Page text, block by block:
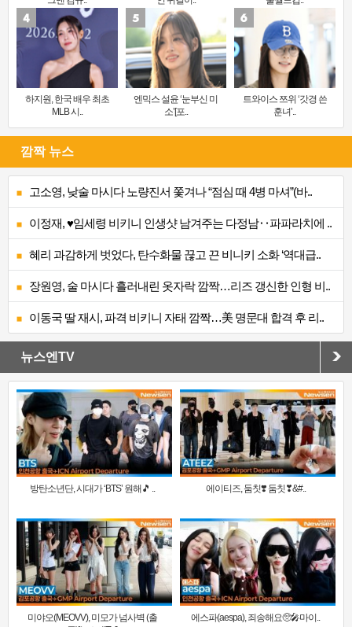
하지원, 한국 배우 최초
MLB 시..
엔믹스 설윤 ‘눈부신 미
소’[포..
트와이스 쯔위 ‘갓경 쓴
훈녀’..
깜짝 뉴스
고소영, 낮술 마시다 노량진서 쫓겨나 “점심 때 4병 마셔”(바..
이정재, ♥임세령 비키니 인생샷 남겨주는 다정남‥파파라치에 ..
혜리 과감하게 벗었다, 탄수화물 끊고 끈 비니키 소화 ‘역대급..
장원영, 술 마시다 흘러내린 옷자락 깜짝…리즈 갱신한 인형 비..
이동국 딸 재시, 파격 비키니 자태 깜짝…美 명문대 합격 후 리..
뉴스엔TV
방탄소년단, 시대가 ‘BTS’ 원해🎵 .. 에이티즈, 둠칫❣️ 둠칫❣&#..
미야오(MEOVV), 미모가 넘사벽 (출
에스파(aespa), 죄송해요🥺🎤마이..